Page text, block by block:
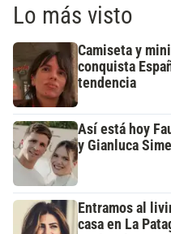
Lo más visto
Camiseta y
conquista
tendencia
Así está hoy
y Gianluca
Entramos al
casa en La